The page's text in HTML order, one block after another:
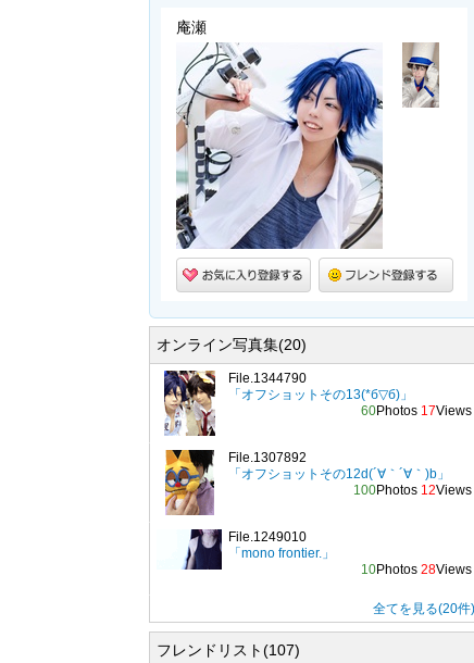
庵瀬
オンライン写真集(20)
File.1344790
「オフショットその13(*б▽б)」
60Photos 17Views
File.1307892
「オフショットその12d(´∀｀´∀｀)b」
100Photos 12Views
File.1249010
「mono frontier.」
10Photos 28Views
全てを見る(20件)
フレンドリスト(107)